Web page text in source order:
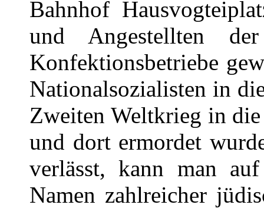
Bahnhof
und Angestellten
Konfektionsbetriebe
Nationalsozialisten in
Zweiten Weltkrieg in
und dort ermordet
verlässt, kann man
Namen zahlreicher